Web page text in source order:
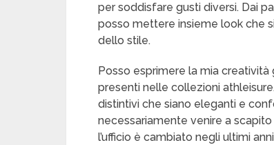
per soddisfare gusti diversi. Dai
posso mettere insieme look che
dello stile.
Posso esprimere la mia
presenti nelle collezioni
distintivi che siano eleganti e
necessariamente venire a
l’ufficio è cambiato negli ultimi